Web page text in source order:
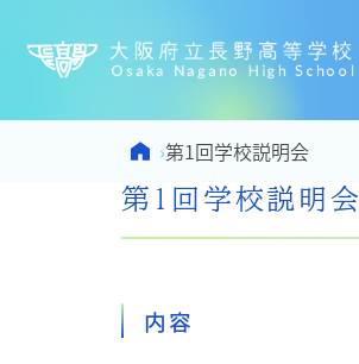
Home
›第1回学校説明会
第1回学校説明会
内容